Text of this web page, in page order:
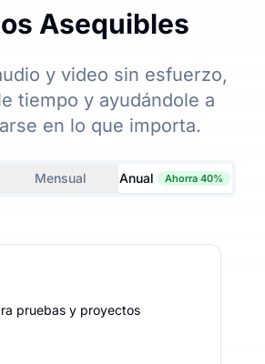
Asequibles
y video sin esfuerzo,
tiempo y ayudándole a
en lo que importa.
Mensual Anual Ahorra 40%
pruebas y proyectos